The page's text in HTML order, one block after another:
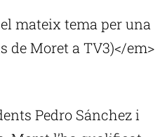
mateix tema per una
de Moret a TV3)</em>
Pedro Sánchez i